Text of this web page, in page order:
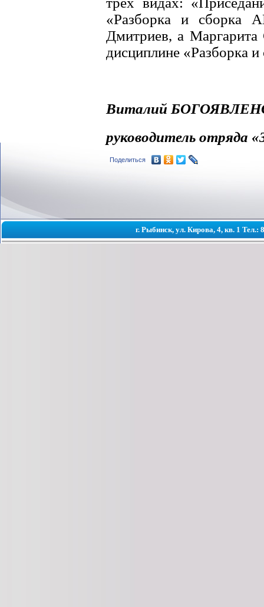
«Разборка и сборка
Дмитриев, а Маргарита
дисциплине «Разборка
Виталий
руководитель отряда
Поделиться
г. Рыбинск, ул. Кирова, 4, кв. 1 Тел.: